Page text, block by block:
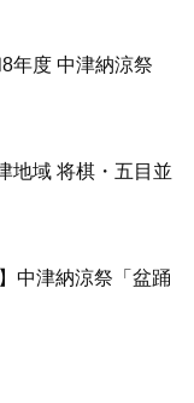
年度 中津納涼祭
地域 将棋・五目並
中津納涼祭「盆踊